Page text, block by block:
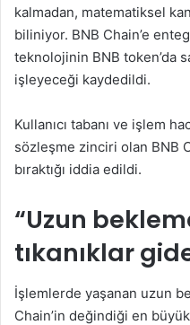
kalmadan, matematiksel
biliniyor. BNB Chain’e
teknolojinin BNB token’da
işleyeceği kaydedildi.
Kullanıcı tabanı ve işlem
sözleşme zinciri olan BNB
bıraktığı iddia edildi.
“Uzun
tıkanıklar
İşlemlerde yaşanan uzun
Chain’in değindiği en